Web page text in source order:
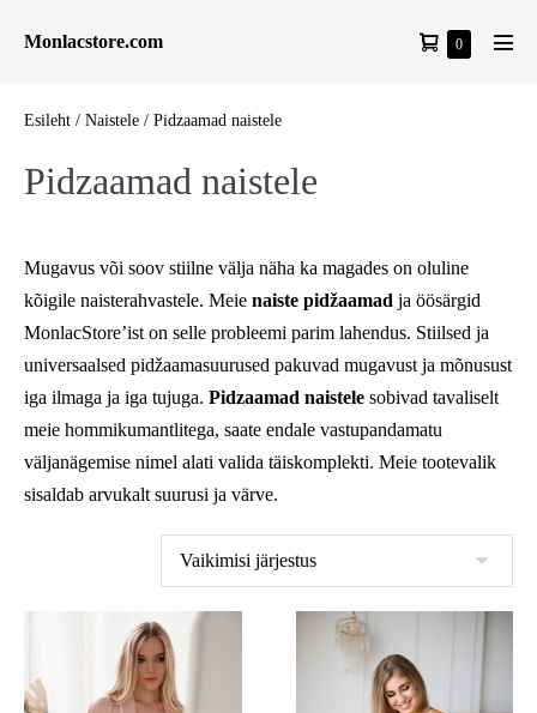
Monlacstore.com
Shopping
0Items
Esileht / Naistele / Pidzaamad naistele
Pidzaamad naistele
Mugavus või soov stiilne välja näha ka magades on oluline
kõigile naisterahvastele. Meie naiste pidžaamad ja öösärgid
MonlacStore’ist on selle probleemi parim lahendus. Stiilsed ja
universaalsed pidžaamasuurused pakuvad mugavust ja mõnusust
iga ilmaga ja iga tujuga. Pidzaamad naistele sobivad tavaliselt
meie hommikumantlitega, saate endale vastupandamatu
väljanägemise nimel alati valida täiskomplekti. Meie tootevalik
sisaldab arvukalt suurusi ja värve.